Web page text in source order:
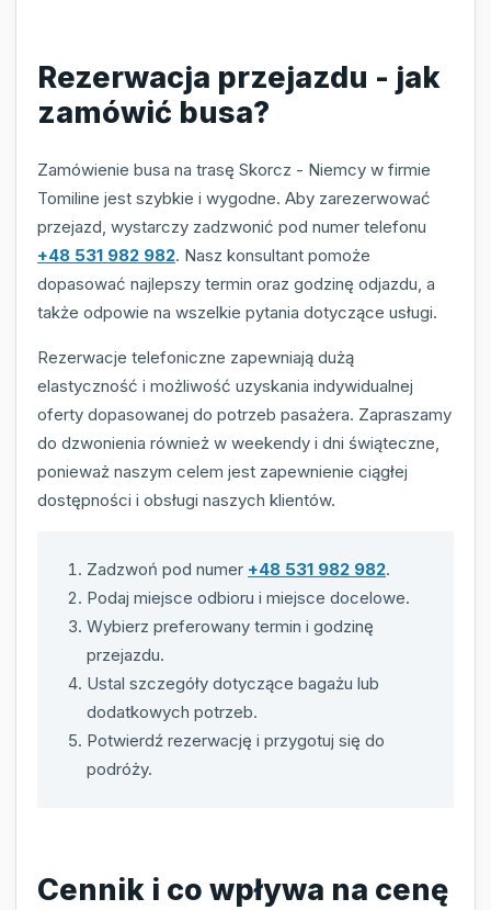
Rezerwacja przejazdu - jak
zamówić busa?
Zamówienie busa na trasę Skorcz - Niemcy w firmie
Tomiline jest szybkie i wygodne. Aby zarezerwować
przejazd, wystarczy zadzwonić pod numer telefonu
+48 531 982 982. Nasz konsultant pomoże
dopasować najlepszy termin oraz godzinę odjazdu, a
także odpowie na wszelkie pytania dotyczące usługi.
Rezerwacje telefoniczne zapewniają dużą
elastyczność i możliwość uzyskania indywidualnej
oferty dopasowanej do potrzeb pasażera. Zapraszamy
do dzwonienia również w weekendy i dni świąteczne,
ponieważ naszym celem jest zapewnienie ciągłej
dostępności i obsługi naszych klientów.
Zadzwoń pod numer +48 531 982 982.
Podaj miejsce odbioru i miejsce docelowe.
Wybierz preferowany termin i godzinę
przejazdu.
Ustal szczegóły dotyczące bagażu lub
dodatkowych potrzeb.
Potwierdź rezerwację i przygotuj się do
podróży.
Cennik i co wpływa na cenę